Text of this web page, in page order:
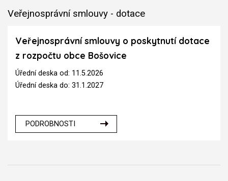
Veřejnosprávní smlouvy - dotace
Veřejnosprávní smlouvy o poskytnutí dotace
z rozpočtu obce Bošovice
Úřední deska od: 11.5.2026
Úřední deska do: 31.1.2027
PODROBNOSTI